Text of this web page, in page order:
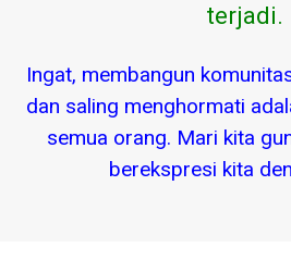
terjadi.
Ingat, membangun
dan saling menghormati
semua orang. Mari kita
berekspresi kita